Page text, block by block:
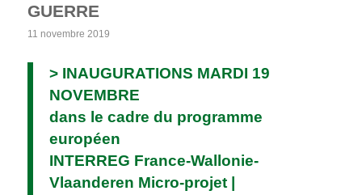
GUERRE
11 novembre 2019
> INAUGURATIONS MARDI 19
NOVEMBRE
dans le cadre du programme
européen
INTERREG France-Wallonie-
Vlaanderen Micro-projet |